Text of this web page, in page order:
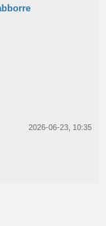
2026-06-23, 10:35